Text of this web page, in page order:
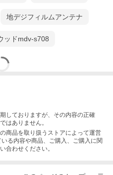
地デジフィルムアンテナ
ッドmdv-s708
しておりますが、その内容の正確
はありません。
商品を取り扱うストアによって運営
いる内容や商品、ご購入 、ご購入に関
合わせください。